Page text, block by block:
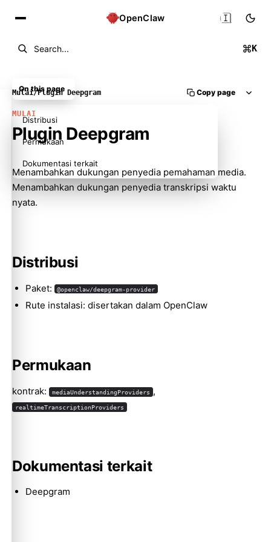
OpenClaw
Search... K
🇮🇩
Mulai/Plugin Deepgram Copy page
MULAI
Plugin Deepgram
Menambahkan dukungan penyedia pemahaman media.
Menambahkan dukungan penyedia transkripsi waktu
nyata.
Distribusi
Paket: @openclaw/deepgram-provider
Rute instalasi: disertakan dalam OpenClaw
Permukaan
kontrak: mediaUnderstandingProviders ,
realtimeTranscriptionProviders
Dokumentasi terkait
Deepgram
On this page
Distribusi
Permukaan
Dokumentasi terkait